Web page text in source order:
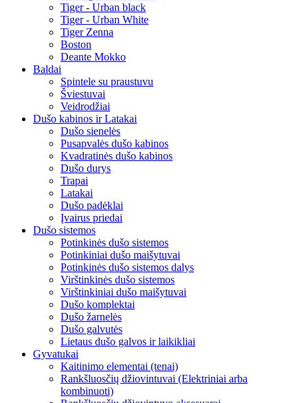
Tiger - Urban black
Tiger - Urban White
Tiger Zenna
Boston
Deante Mokko
Baldai
Spintele su praustuvu
Šviestuvai
Veidrodžiai
Dušo kabinos ir Latakai
Dušo sienelės
Pusapvalės dušo kabinos
Kvadratinės dušo kabinos
Dušo durys
Trapai
Latakai
Dušo padėklai
Įvairus priedai
Dušo sistemos
Potinkinės dušo sistemos
Potinkiniai dušo maišytuvai
Potinkinės dušo sistemos dalys
Virštinkinės dušo sistemos
Virštinkiniai dušo maišytuvai
Dušo komplektai
Dušo žarnelės
Dušo galvutės
Lietaus dušo galvos ir laikikliai
Gyvatukai
Kaitinimo elementai (tenai)
Rankšluosčių džiovintuvai (Elektriniai arba
kombinuoti)